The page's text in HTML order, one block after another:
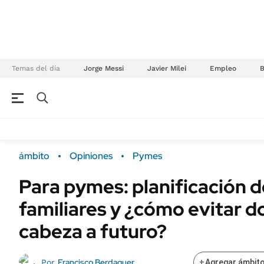
Temas del día Jorge Messi Javier Milei Empleo
Campo
FINANZAS
Dólar
Sustentabilidad
ámbito Opiniones Pymes
Para pymes: planificación
familiares y ¿cómo evitar
cabeza a futuro?